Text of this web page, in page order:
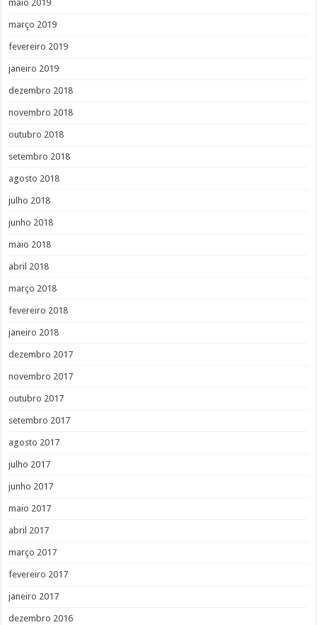
maio 2019
março 2019
fevereiro 2019
janeiro 2019
dezembro 2018
novembro 2018
outubro 2018
setembro 2018
agosto 2018
julho 2018
junho 2018
maio 2018
abril 2018
março 2018
fevereiro 2018
janeiro 2018
dezembro 2017
novembro 2017
outubro 2017
setembro 2017
agosto 2017
julho 2017
junho 2017
maio 2017
abril 2017
março 2017
fevereiro 2017
janeiro 2017
dezembro 2016